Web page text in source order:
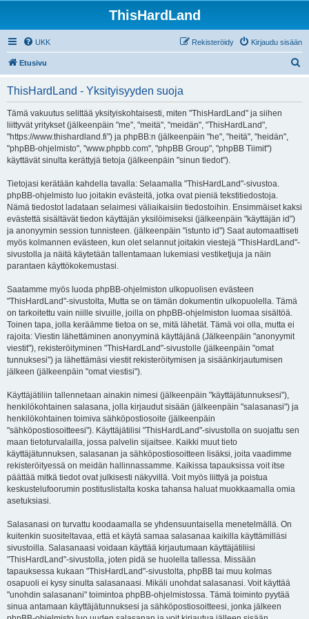
ThisHardLand
UKK Kirjaudu sisään
Rekisteröidy
Etusivu
ThisHardLand - Yksityisyyden suoja
Tämä vakuutus selittää yksityiskohtaisesti, miten "ThisHardLand" ja siihen
liittyvät yritykset (jälkeenpäin "me", "meitä", "meidän", "ThisHardLand",
"https://www.thishardland.fi") ja phpBB:n (jälkeenpäin "he", "heitä", "heidän",
"phpBB-ohjelmisto", "www.phpbb.com", "phpBB Group", "phpBB Tiimit")
käyttävät sinulta kerättyjä tietoja (jälkeenpäin "sinun tiedot").
Tietojasi kerätään kahdella tavalla: Selaamalla "ThisHardLand"-sivustoa.
phpBB-ohjelmisto luo joitakin evästeitä, jotka ovat pieniä tekstitiedostoja.
Nämä tiedostot ladataan selaimesi väliaikaisiin tiedostoihin. Ensimmäiset kaksi
evästettä sisältävät tiedon käyttäjän yksilöimiseksi (jälkeenpäin "käyttäjän id")
ja anonyymin session tunnisteen. (jälkeenpäin "istunto id") Saat automaattiseti
myös kolmannen evästeen, kun olet selannut joitakin viestejä "ThisHardLand"-
sivustolla ja näitä käytetään tallentamaan lukemiasi vestiketjuja ja näin
parantaen käyttökokemustasi.
Saatamme myös luoda phpBB-ohjelmiston ulkopuolisen evästeen
"ThisHardLand"-sivustolta, Mutta se on tämän dokumentin ulkopuolella. Tämä
on tarkoitettu vain niille sivuille, joilla on phpBB-ohjelmiston luomaa sisältöä.
Toinen tapa, jolla keräämme tietoa on se, mitä lähetät. Tämä voi olla, mutta ei
rajoita: Viestin lähettäminen anonyyminä käyttäjänä (Jälkeenpäin "anonyymit
viestit"), rekisteröityminen "ThisHardLand"-sivustolle (jälkeenpäin "omat
tunnuksesi") ja lähettämäsi viestit rekisteröitymisen ja sisäänkirjautumisen
jälkeen (jälkeenpäin "omat viestisi").
Käyttäjätiliin tallennetaan ainakin nimesi (jälkeenpäin "käyttäjätunnuksesi"),
henkilökohtainen salasana, jolla kirjaudut sisään (jälkeenpäin "salasanasi") ja
henkilökohtainen toimiva sähköpostiosoite (jälkeenpäin
"sähköpostiosoitteesi"). Käyttäjätilisi "ThisHardLand"-sivustolla on suojattu sen
maan tietoturvalailla, jossa palvelin sijaitsee. Kaikki muut tieto
käyttäjätunnuksen, salasanan ja sähköpostiosoitteen lisäksi, joita vaadimme
rekisteröityessä on meidän hallinnassamme. Kaikissa tapauksissa voit itse
päättää mitkä tiedot ovat julkisesti näkyvillä. Voit myös liittyä ja poistua
keskustelufoorumin postituslistalta koska tahansa haluat muokkaamalla omia
asetuksiasi.
Salasanasi on turvattu koodaamalla se yhdensuuntaisella menetelmällä. On
kuitenkin suositeltavaa, että et käytä samaa salasanaa kaikilla käyttämilläsi
sivustoilla. Salasanaasi voidaan käyttää kirjautumaan käyttäjätiliisi
"ThisHardLand"-sivustolla, joten pidä se huolella tallessa. Missään
tapauksessa kukaan "ThisHardLand"-sivustolta, phpBB tai muu kolmas
osapuoli ei kysy sinulta salasanaasi. Mikäli unohdat salasanasi. Voit käyttää
"unohdin salasanani" toimintoa phpBB-ohjelmistossa. Tämä toiminto pyytää
sinua antamaan käyttäjätunnuksesi ja sähköpostiosoitteesi, jonka jälkeen